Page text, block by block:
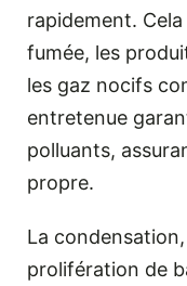
rapidement.
fumée, les
les gaz nocifs
entretenue
polluants,
propre.
La
prolifération de